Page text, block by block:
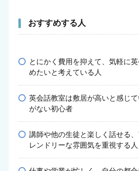
おすすめする人
とにかく費用を抑えて、気軽に
めたいと考えている人
英会話教室は敷居が高いと感じ
がない初心者
講師や他の生徒と楽しく話せる
レンドリーな雰囲気を重視する人